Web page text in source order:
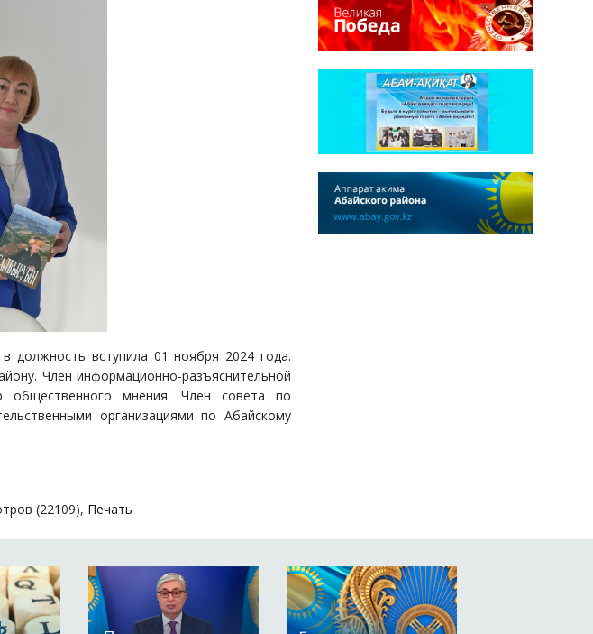
должность вступила 01 ноября 2024 года.
Член информационно-разъяснительной
общественного мнения. Член совета по
организациями по Абайскому
(22109), Печать